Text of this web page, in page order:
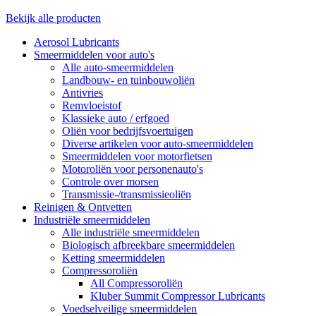
Bekijk alle producten
Aerosol Lubricants
Smeermiddelen voor auto's
Alle auto-smeermiddelen
Landbouw- en tuinbouwoliën
Antivries
Remvloeistof
Klassieke auto / erfgoed
Oliën voor bedrijfsvoertuigen
Diverse artikelen voor auto-smeermiddelen
Smeermiddelen voor motorfietsen
Motoroliën voor personenauto's
Controle over morsen
Transmissie-/transmissieoliën
Reinigen & Ontvetten
Industriële smeermiddelen
Alle industriële smeermiddelen
Biologisch afbreekbare smeermiddelen
Ketting smeermiddelen
Compressoroliën
All Compressoroliën
Kluber Summit Compressor Lubricants
Voedselveilige smeermiddelen